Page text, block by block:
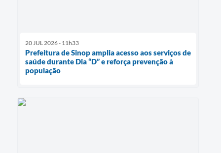
20 JUL 2026 - 11h33
Prefeitura de Sinop amplia acesso aos serviços de
saúde durante Dia “D” e reforça prevenção à
população